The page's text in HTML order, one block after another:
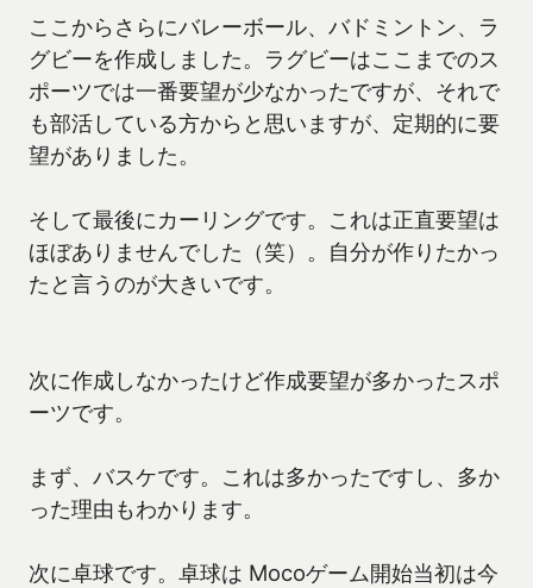
ここからさらにバレーボール、バドミントン、ラ
グビーを作成しました。ラグビーはここまでのス
ポーツでは一番要望が少なかったですが、それで
も部活している方からと思いますが、定期的に要
望がありました。
そして最後にカーリングです。これは正直要望は
ほぼありませんでした（笑）。自分が作りたかっ
たと言うのが大きいです。
次に作成しなかったけど作成要望が多かったスポ
ーツです。
まず、バスケです。これは多かったですし、多か
った理由もわかります。
次に卓球です。卓球は Mocoゲーム開始当初は今